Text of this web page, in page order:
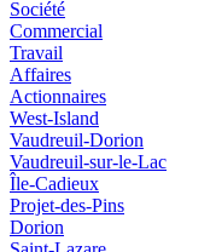
Société
Commercial
Travail
Affaires
Actionnaires
West-Island
Vaudreuil-Dorion
Vaudreuil-sur-le-Lac
Île-Cadieux
Projet-des-Pins
Dorion